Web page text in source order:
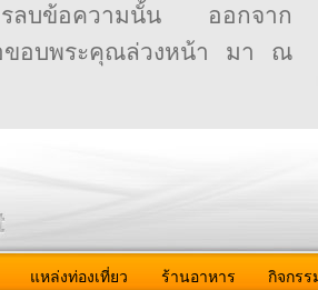
รลบข้อความนั้น ออกจาก
ขอบพระคุณล่วงหน้า มา ณ
แหล่งท่องเที่ยว ร้านอาหาร กิจกรร